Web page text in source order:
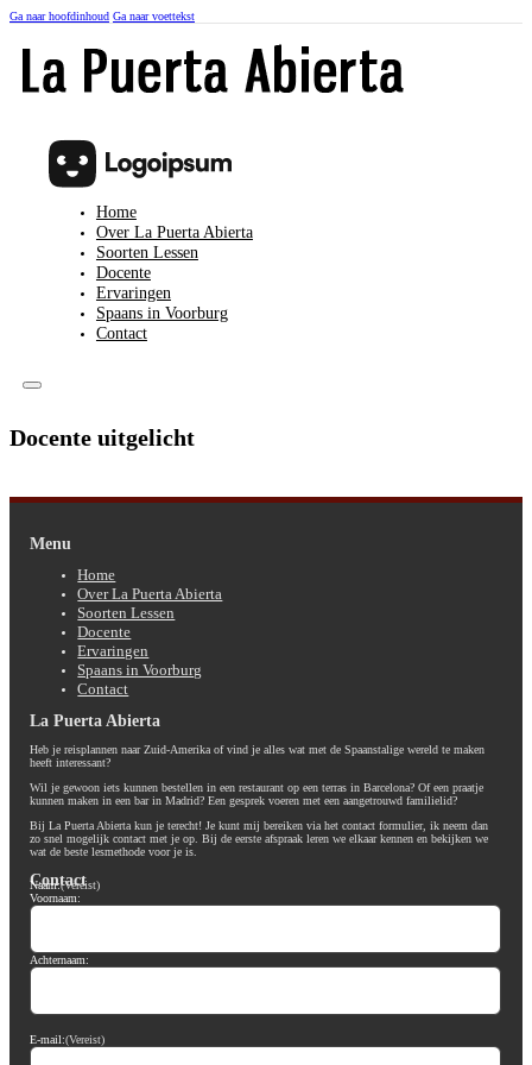
Ga naar hoofdinhoud Ga naar voettekst
Home
Over La Puerta Abierta
Soorten Lessen
Docente
Ervaringen
Spaans in Voorburg
Contact
Docente uitgelicht
Menu
Home
Over La Puerta Abierta
Soorten Lessen
Docente
Ervaringen
Spaans in Voorburg
Contact
La Puerta Abierta
Heb je reisplannen naar Zuid-Amerika of vind je alles wat met de Spaanstalige wereld te maken
heeft interessant?
Wil je gewoon iets kunnen bestellen in een restaurant op een terras in Barcelona? Of een praatje
kunnen maken in een bar in Madrid? Een gesprek voeren met een aangetrouwd familielid?
Bij La Puerta Abierta kun je terecht! Je kunt mij bereiken via het contact formulier, ik neem dan
zo snel mogelijk contact met je op. Bij de eerste afspraak leren we elkaar kennen en bekijken we
wat de beste lesmethode voor je is.
Contact
Naam:(Vereist)
Voornaam:
Achternaam:
E-mail:(Vereist)